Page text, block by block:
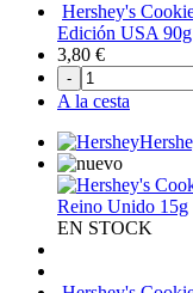
Hershey's
Edición USA 90g
3,80 €
-
A la cesta
EN STOCK